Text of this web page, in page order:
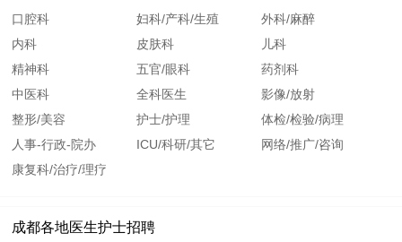
口腔科 妇科/产科/生殖
外科/麻醉
内科
皮肤科
儿科
精神科
五官/眼科
药剂科
中医科
全科医生
影像/放射
整形/美容
护士/护理
体检/检验/病理
人事-行政-院办
ICU/科研/其它
网络/推广/咨询
康复科/治疗/理疗
成都各地医生护士招聘